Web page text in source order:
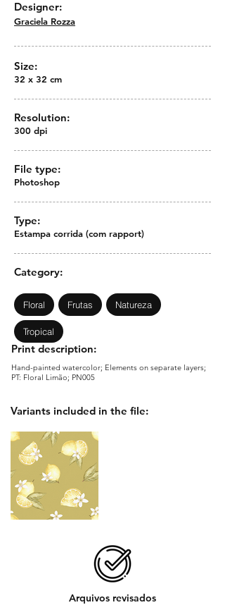
Designer:
Graciela Rozza
Size:
32 x 32 cm
Resolution:
300 dpi
File type:
Photoshop
Type:
Estampa corrida (com rapport)
Category:
Floral Frutas Natureza
Tropical
Print description:
Hand-painted watercolor; Elements on separate layers;
PT: Floral Limão; PN005
Variants included in the file:
Arquivos revisados